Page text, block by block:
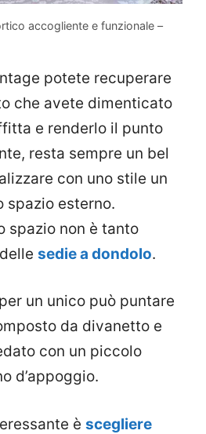
accogliente e funzionale –
potete recuperare
che avete dimenticato
e renderlo il punto
resta sempre un bel
con uno stile un
spazio esterno.
spazio non è tanto
sedie a dondolo.
un unico può puntare
da divanetto e
con un piccolo
d’appoggio.
è scegliere